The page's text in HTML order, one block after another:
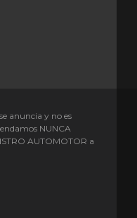
anuncia y no es
NUNCA
AUTOMOTOR a